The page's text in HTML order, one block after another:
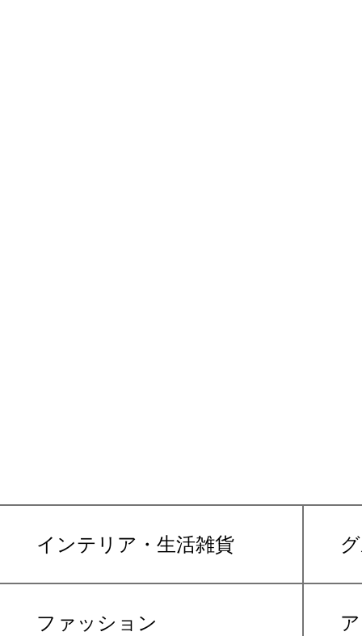
インテリア・生活雑貨
ファッション